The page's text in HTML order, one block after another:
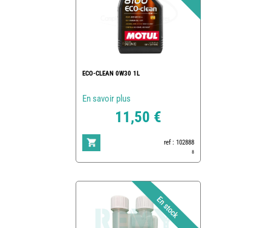
ECO-CLEAN 0W30 1L
En savoir plus
11,50 €
ref : 102888
8